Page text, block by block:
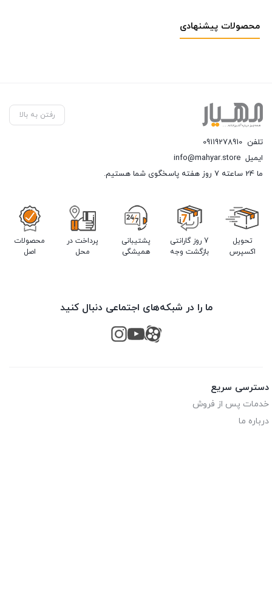
محصولات پیشنهادی
رفتن به بالا
تلفن 09119278910
ایمیل info@mahyar.store
ما 24 ساعته 7 روز هفته پاسخگوی شما هستیم.
تحویل
اکسپرس
7 روز گارانتی
بازگشت وجه
پشتیبانی
همیشگی
پرداخت در
محل
محصولات
اصل
ما را در شبکه‌های اجتماعی دنبال کنید
دسترسی سریع
خدمات پس از فروش
درباره ما